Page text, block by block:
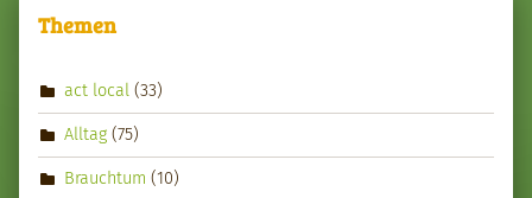
Themen
act local (33)
Alltag (75)
Brauchtum (10)